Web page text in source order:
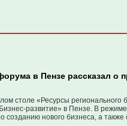
в Пензе рассказал о
столе «Ресурсы регионального
развитие» в Пензе. В
созданию нового бизнеса, а